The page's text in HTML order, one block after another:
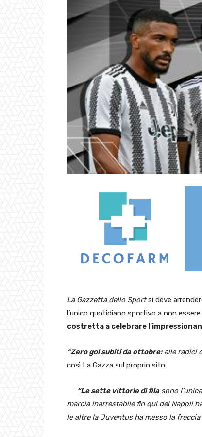
La Gazzetta dello Sportsi deve
l’unico quotidiano sportivo a non
costretta a celebrare
“Zero gol subiti da ottobre:alle radici
così La Gazza sul proprio sito.
“Le sette vittorie di filasono
marcia inarrestabile fin qui del Napoli
le altre la Juventus ha messo la